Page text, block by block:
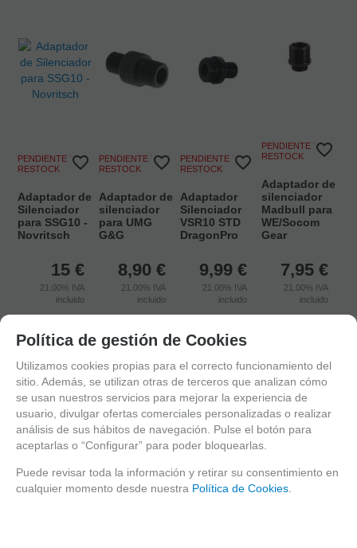
PENDIENTE DE
RESTOCK
Adaptador de
Silenciador
para SSG10 -
Novritsch
15 €
21.00% IVA
incluido
PENDIENTE DE
RESTOCK
Adaptador de
silenciador
para UMG
G&G
8,90 €
21.00% IVA
incluido
PENDIENTE DE
RESTOCK
Adaptador
Silenciador
VSR10 STD
DragonPro
9,99 €
21.00% IVA
incluido
PENDIENTE DE
RESTOCK
Adaptador de
silenciador
Madbull para
WE/Socom
Gear
7,95 €
21.00% IVA
incluido
Política de gestión de Cookies
Utilizamos cookies propias para el correcto funcionamiento del
sitio. Además, se utilizan otras de terceros que analizan cómo
se usan nuestros servicios para mejorar la experiencia de
usuario, divulgar ofertas comerciales personalizadas o realizar
análisis de sus hábitos de navegación. Pulse el botón para
aceptarlas o “Configurar” para poder bloquearlas.
Puede revisar toda la información y retirar su consentimiento en
cualquier momento desde nuestra Política de Cookies